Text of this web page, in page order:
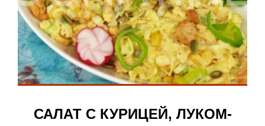
САЛАТ С КУРИЦЕЙ, ЛУКОМ-